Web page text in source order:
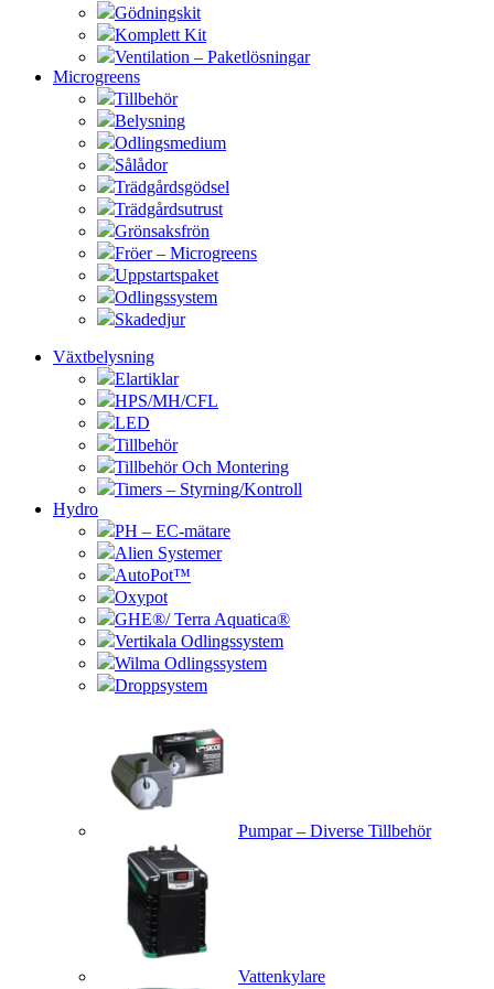
Gödningskit
Komplett Kit
Ventilation – Paketlösningar
Microgreens
Tillbehör
Belysning
Odlingsmedium
Sålådor
Trädgårdsgödsel
Trädgårdsutrust
Grönsaksfrön
Fröer – Microgreens
Uppstartspaket
Odlingssystem
Skadedjur
Växtbelysning
Elartiklar
HPS/MH/CFL
LED
Tillbehör
Tillbehör Och Montering
Timers – Styrning/Kontroll
Hydro
PH – EC-mätare
Alien Systemer
AutoPot™
Oxypot
GHE®/ Terra Aquatica®
Vertikala Odlingssystem
Wilma Odlingssystem
Droppsystem
Pumpar – Diverse Tillbehör
Vattenkylare